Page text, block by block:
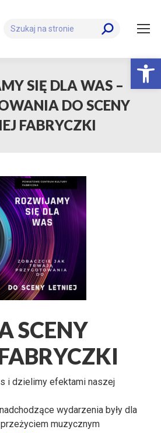
Szukaj:
SIĘ DLA WAS –
DO SCENY
FABRYCZKI
SCENY
i dzielimy efektami naszej
wydarzenia były dla
muzycznym